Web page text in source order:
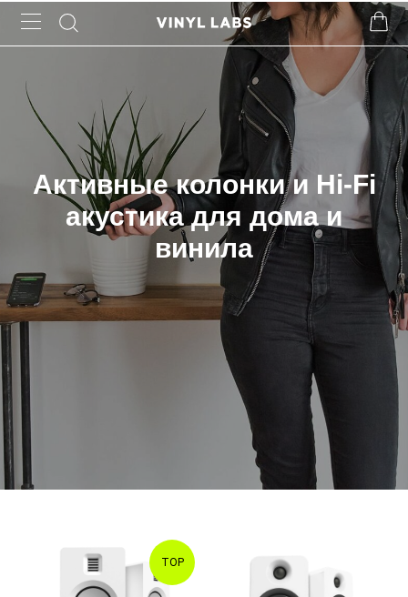
Активные колонки и Hi-Fi
акустика для дома и
винила
TOP